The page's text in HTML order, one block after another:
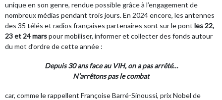
unique en son genre, rendue possible grâce à l’engagement de
nombreux médias pendant trois jours. En 2024 encore, les antennes
des 35 télés et radios françaises partenaires sont sur le pont les 22,
23 et 24 marspour mobiliser, informer et collecter des fonds autour
du mot d’ordre de cette année :
Depuis 30 ans face au VIH, on a pas arrêté…
N’arrêtons pas le combat
car, comme le rappellent Françoise Barré-Sinoussi, prix Nobel de